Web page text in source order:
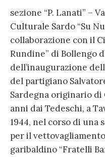
sezione “P. Lanati” –
Culturale Sardo “Su
collaborazione con il
Rundine” di Bollengo
dell’inaugurazione
del partigiano
Sardegna originario di
anni dai Tedeschi, a
1944, nel corso di una
per il
garibaldino “Fratelli